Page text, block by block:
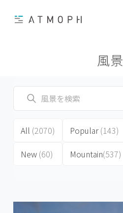
風景
All (2070)
New (60)
Popular(143)
Mountain(537)